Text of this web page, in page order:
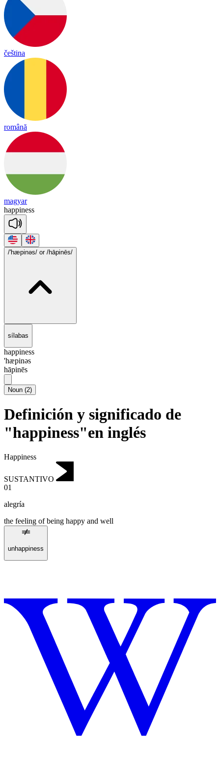
čeština
română
magyar
happiness
/'hæpinəs/ or /hāpinēs/
sílabas
happiness
'hæpinəs
hāpinēs
Noun (2)
Definición y significado de
"happiness"en inglés
Happiness
SUSTANTIVO
01
alegría
the feeling of being happy and well
unhappiness